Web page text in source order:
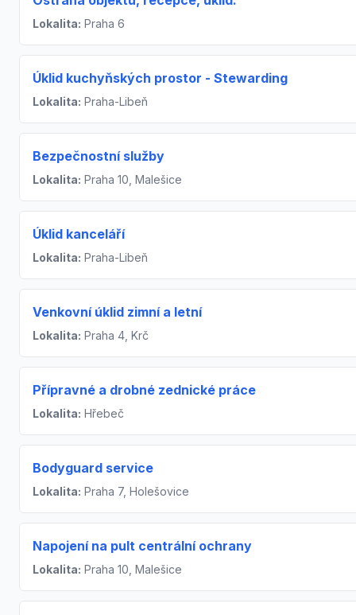
Lokalita: Praha 6
Úklid kuchyňských prostor - Stewarding
Lokalita: Praha-Libeň
Bezpečnostní služby
Lokalita: Praha 10, Malešice
Úklid kanceláří
Lokalita: Praha-Libeň
Venkovní úklid zimní a letní
Lokalita: Praha 4, Krč
Přípravné a drobné zednické práce
Lokalita: Hřebeč
Bodyguard service
Lokalita: Praha 7, Holešovice
Napojení na pult centrální ochrany
Lokalita: Praha 10, Malešice